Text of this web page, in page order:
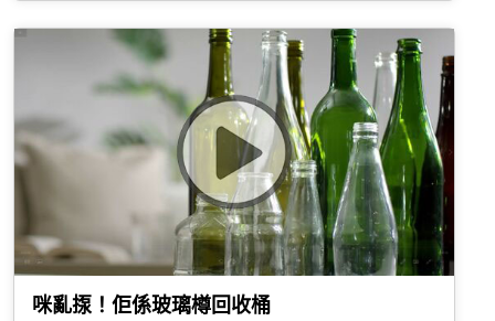
咪亂揼！佢係玻璃樽回收桶